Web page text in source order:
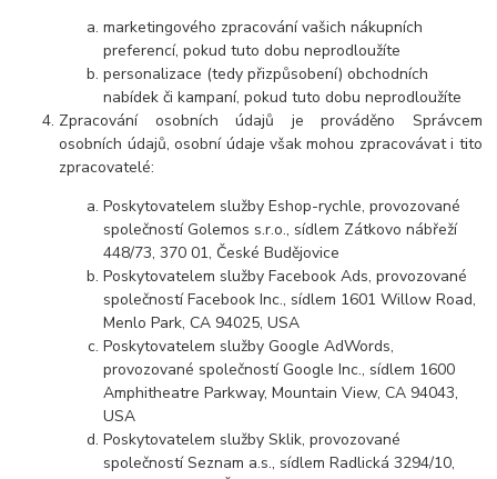
marketingového zpracování vašich nákupních
preferencí, pokud tuto dobu neprodloužíte
personalizace (tedy přizpůsobení) obchodních
nabídek či kampaní, pokud tuto dobu neprodloužíte
Zpracování osobních údajů je prováděno Správcem
osobních údajů, osobní údaje však mohou zpracovávat i tito
zpracovatelé:
Poskytovatelem služby Eshop-rychle, provozované
společností Golemos s.r.o., sídlem Zátkovo nábřeží
448/73, 370 01, České Budějovice
Poskytovatelem služby Facebook Ads, provozované
společností Facebook Inc., sídlem 1601 Willow Road,
Menlo Park, CA 94025, USA
Poskytovatelem služby Google AdWords,
provozované společností Google Inc., sídlem 1600
Amphitheatre Parkway, Mountain View, CA 94043,
USA
Poskytovatelem služby Sklik, provozované
společností Seznam a.s., sídlem Radlická 3294/10,